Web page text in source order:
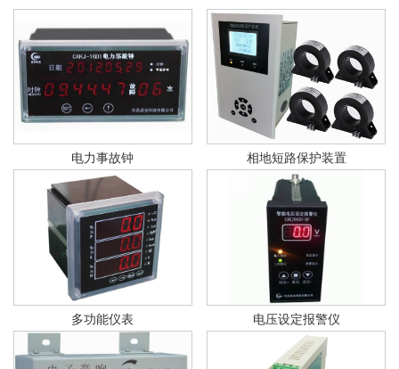
电力事故钟 相地短路保护装置
多功能仪表 电压设定报警仪